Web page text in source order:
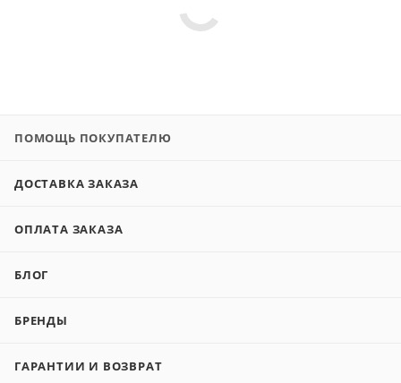
ПОМОЩЬ ПОКУПАТЕЛЮ
ДОСТАВКА ЗАКАЗА
ОПЛАТА ЗАКАЗА
БЛОГ
БРЕНДЫ
ГАРАНТИИ И ВОЗВРАТ